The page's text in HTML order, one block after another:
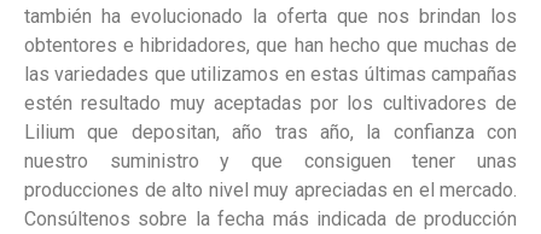
también ha evolucionado la oferta que nos brindan los
obtentores e hibridadores, que han hecho que muchas de
las variedades que utilizamos en estas últimas campañas
estén resultado muy aceptadas por los cultivadores de
Lilium que depositan, año tras año, la confianza con
nuestro suministro y que consiguen tener unas
producciones de alto nivel muy apreciadas en el mercado.
Consúltenos sobre la fecha más indicada de producción